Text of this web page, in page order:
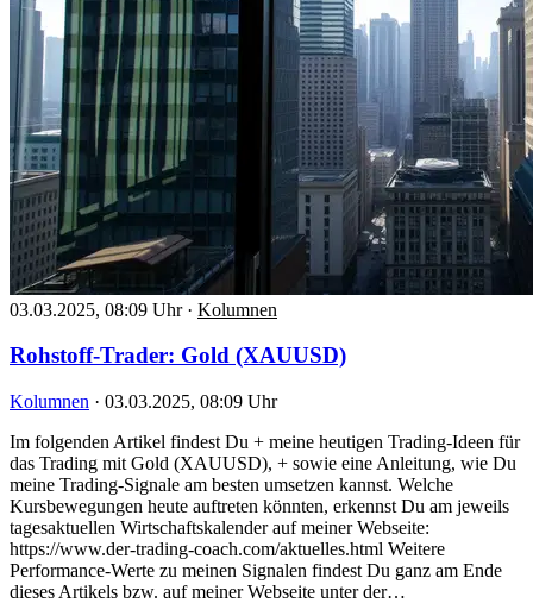
03.03.2025, 08:09 Uhr · Kolumnen
Rohstoff-Trader: Gold (XAUUSD)
Kolumnen · 03.03.2025, 08:09 Uhr
Im folgenden Artikel findest Du + meine heutigen Trading-Ideen für
das Trading mit Gold (XAUUSD), + sowie eine Anleitung, wie Du
meine Trading-Signale am besten umsetzen kannst. Welche
Kursbewegungen heute auftreten könnten, erkennst Du am jeweils
tagesaktuellen Wirtschaftskalender auf meiner Webseite:
https://www.der-trading-coach.com/aktuelles.html Weitere
Performance-Werte zu meinen Signalen findest Du ganz am Ende
dieses Artikels bzw. auf meiner Webseite unter der…